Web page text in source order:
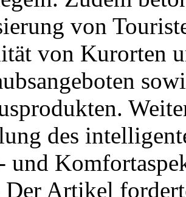
von
von Kurorten
des
und
Der Artikel